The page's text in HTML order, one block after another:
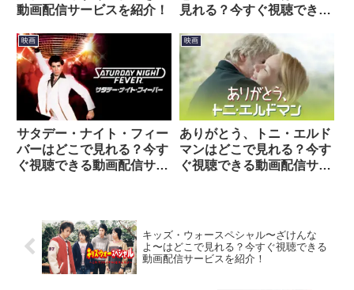
動画配信サービスを紹介！
見れる？今すぐ視聴できる
映画
サタデー・ナイト・フィー
バーはどこで見れる？今す
ぐ視聴できる動画配信サー
映画
ありがとう、トニ・エルド
マンはどこで見れる？今す
ぐ視聴できる動画配信サー
キッズ・ウォースペシャル〜ざけんな
よ〜はどこで見れる？今すぐ視聴できる
動画配信サービスを紹介！